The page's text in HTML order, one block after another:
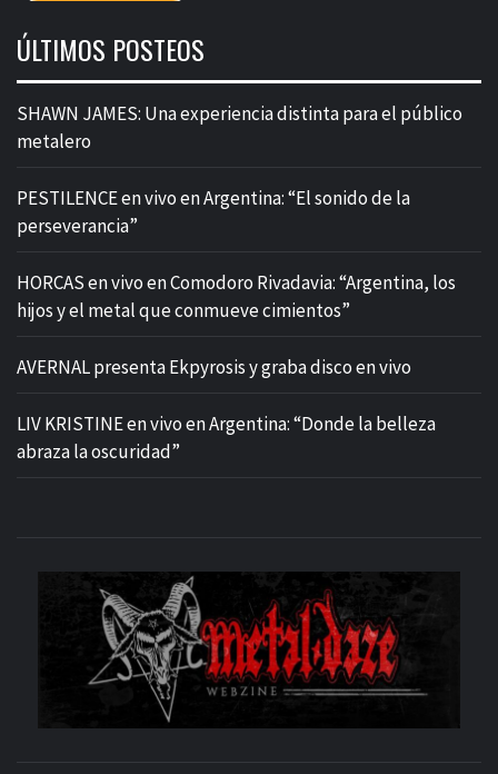
ÚLTIMOS POSTEOS
SHAWN JAMES: Una experiencia distinta para el público
metalero
PESTILENCE en vivo en Argentina: “El sonido de la
perseverancia”
HORCAS en vivo en Comodoro Rivadavia: “Argentina, los
hijos y el metal que conmueve cimientos”
AVERNAL presenta Ekpyrosis y graba disco en vivo
LIV KRISTINE en vivo en Argentina: “Donde la belleza
abraza la oscuridad”